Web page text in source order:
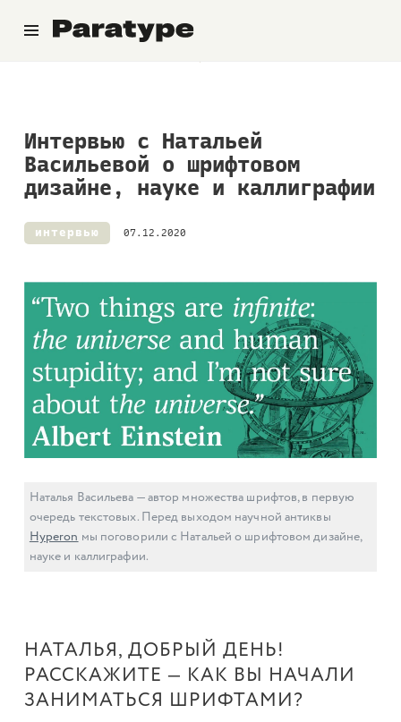
Паратайп
Интервью с Натальей
Васильевой о шрифтовом
дизайне, науке и каллиграфии
интервью 07.12.2020
Наталья Васильева — автор множества шрифтов, в первую
очередь текстовых. Перед выходом научной антиквы
Hyperonмы поговорили с Натальей о шрифтовом дизайне,
науке и каллиграфии.
НАТАЛЬЯ, ДОБРЫЙ ДЕНЬ!
РАССКАЖИТЕ — КАК ВЫ НАЧАЛИ
ЗАНИМАТЬСЯ ШРИФТАМИ?